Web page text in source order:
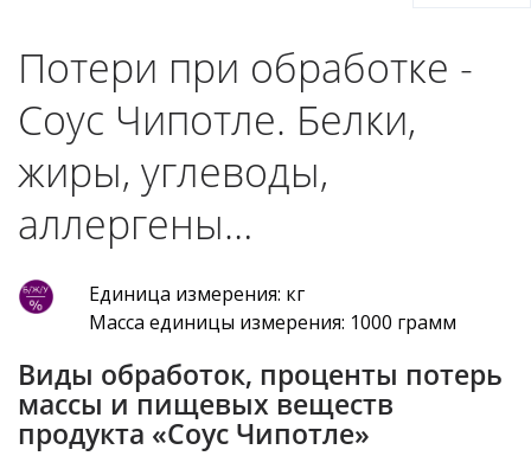
Потери при обработке -
Соус Чипотле. Белки,
жиры, углеводы,
аллергены…
Единица измерения: кг
Масса единицы измерения: 1000 грамм
Виды обработок, проценты потерь
массы и пищевых веществ
продукта «Соус Чипотле»